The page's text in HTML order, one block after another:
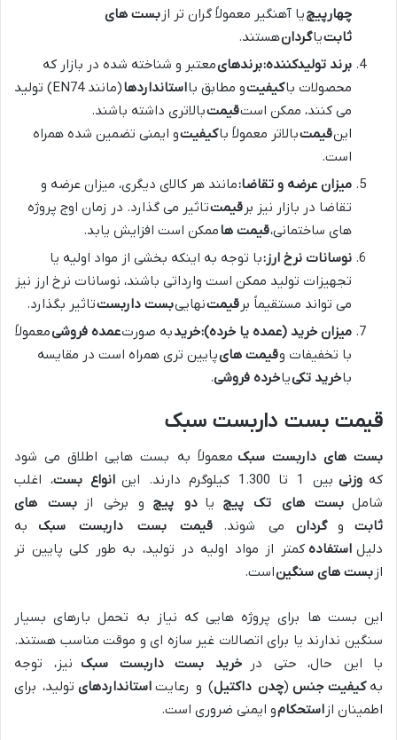
چهارپیچیا آهنگیر معمولاً گران تر از بست های
ثابتیاگردانهستند.
برند تولیدکننده:برندهایمعتبر و شناخته شده در بازار که
محصولات باکیفیتو مطابق بااستانداردها
(مانند EN74) تولید
می کنند، ممکن استقیمتبالاتری داشته باشند.
اینقیمتبالاتر معمولاً باکیفیتو ایمنی تضمین شده همراه
است.
میزان عرضه و تقاضا:مانند هر کالای دیگری، میزان عرضه و
تقاضا در بازار نیز بر قیمتتاثیر می گذارد. در زمان اوج پروژه
های ساختمانی،قیمت هاممکن است افزایش یابد.
نوسانات نرخ ارز:با توجه به اینکه بخشی از مواد اولیه یا
تجهیزات تولید ممکن است وارداتی باشند، نوسانات نرخ ارز نیز
می تواند مستقیماً بر قیمتنهاییبست داربستتاثیر بگذارد.
میزان خرید (عمده یا خرده):خریدبه صورتعمده فروشیمعمولاً
با تخفیفات وقیمت هایپایین تری همراه است در مقایسه
باخرید تکییاخرده فروشی.
قیمت بست داربست سبک
بست های داربست سبک معمولاً به بست هایی اطلاق می شود
که وزنی بین 1 تا 1.300 کیلوگرم دارند. این انواع بست، اغلب
شامل بست های تک پیچ یا دو پیچ و برخی از بست های
ثابت
و گردان می شوند. قیمت بست داربست سبک
به
دلیل استفاده کمتر از مواد اولیه در تولید، به طور کلی پایین تر
از بست های سنگیناست.
این بست ها برای پروژه هایی که نیاز به تحمل بارهای بسیار
سنگین ندارند یا برای اتصالات غیر سازه ای و موقت مناسب هستند.
با این حال، حتی در
خرید بست داربست سبک نیز، توجه
به کیفیت جنس (چدن داکتیل) و رعایت استانداردهای تولید، برای
اطمینان از استحکامو ایمنی ضروری است.